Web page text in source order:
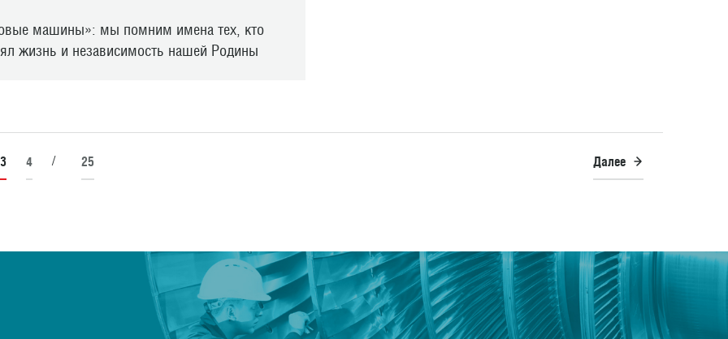
машины»: мы помним имена тех, кто
жизнь и независимость нашей Родины
3 4 / 25 Далее